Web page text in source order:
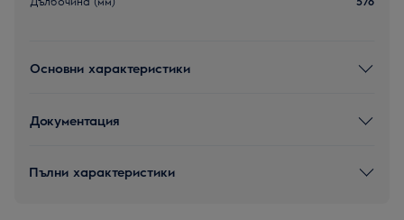
Основни характеристики
Документация
Пълни характеристики